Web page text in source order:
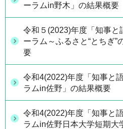
ーラムin野木」の結果概要
令和５(2023)年度「知事と
ーラム～ふるさと“とちぎ
要
令和4(2022)年度「知事と
ラムin佐野」の結果概要
令和4(2022)年度「知事と
ラムin佐野日本大学短期大